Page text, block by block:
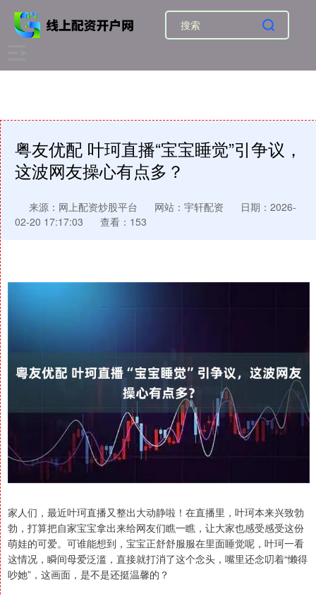
粤友优配 叶珂直播“宝宝睡觉”引争议，
这波网友操心有点多？
来源：网上配资炒股平台 网站：宇轩配资
日期：2026-
02-20 17:17:03
查看：153
家人们，最近叶珂直播又整出大动静啦！在直播里，叶珂本来兴致勃
勃，打算把自家宝宝拿出来给网友们瞧一瞧，让大家也感受感受这份
萌娃的可爱。可谁能想到，宝宝正舒舒服服在里面睡觉呢，叶珂一看
这情况，瞬间母爱泛滥，直接就打消了这个念头，嘴里还念叨着“懒得
吵她”，这画面，是不是还挺温馨的？